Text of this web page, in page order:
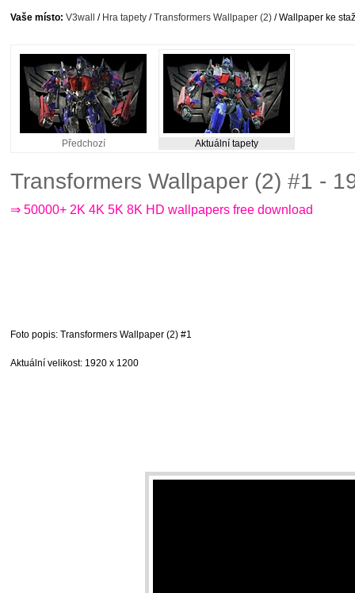
Vaše místo: V3wall / Hra tapety /Transformers Wallpaper (2) / Wallpaper ke
Předchozí Aktuální tapety
Transformers Wallpaper (2) #1 -
⇒ 50000+ 2K 4K 5K 8K HD wallpapers free download
Foto popis: Transformers Wallpaper (2) #1
Aktuální velikost: 1920 x 1200